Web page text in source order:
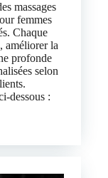
massages
femmes
Chaque
améliorer la
profonde
selon
dessous :